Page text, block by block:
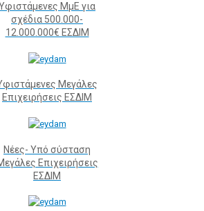
ΜμΕ για
σχέδια 500.000-
12.000.000€ ΕΣΔΙΜ
Μεγάλες
Επιχειρήσεις ΕΣΔΙΜ
Νέες- Υπό σύσταση
Επιχειρήσεις
ΕΣΔΙΜ